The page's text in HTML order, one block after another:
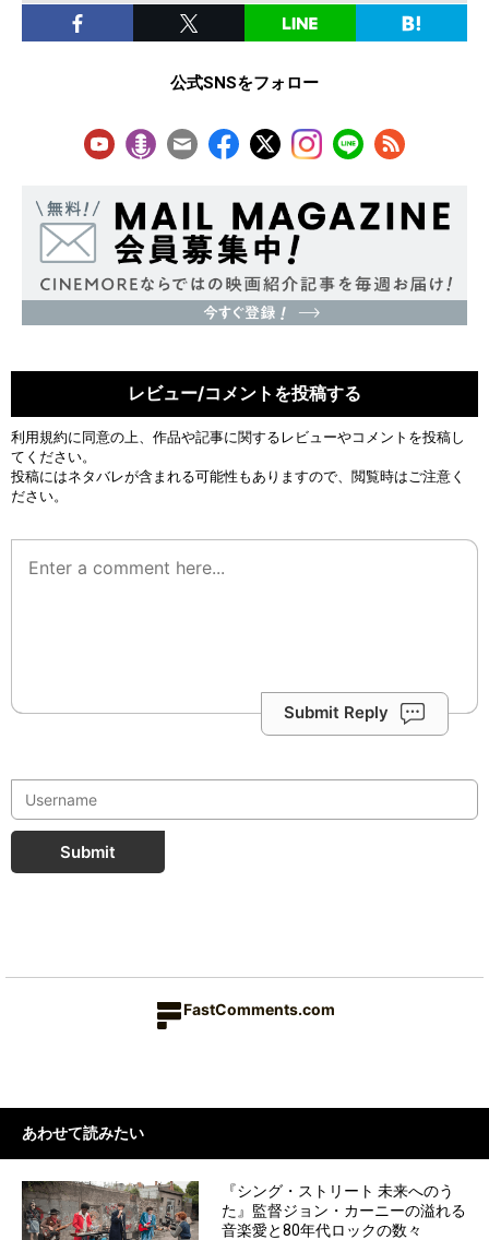
公式SNSをフォロー
レビュー/コメントを投稿する
利用規約に同意の上、作品や記事に関するレビューやコメントを投稿し
てください。
投稿にはネタバレが含まれる可能性もありますので、閲覧時はご注意く
ださい。
Submit Reply
Submit
FastComments.com
あわせて読みたい
『シング・ストリート 未来へのう
た』監督ジョン・カーニーの溢れる
音楽愛と80年代ロックの数々